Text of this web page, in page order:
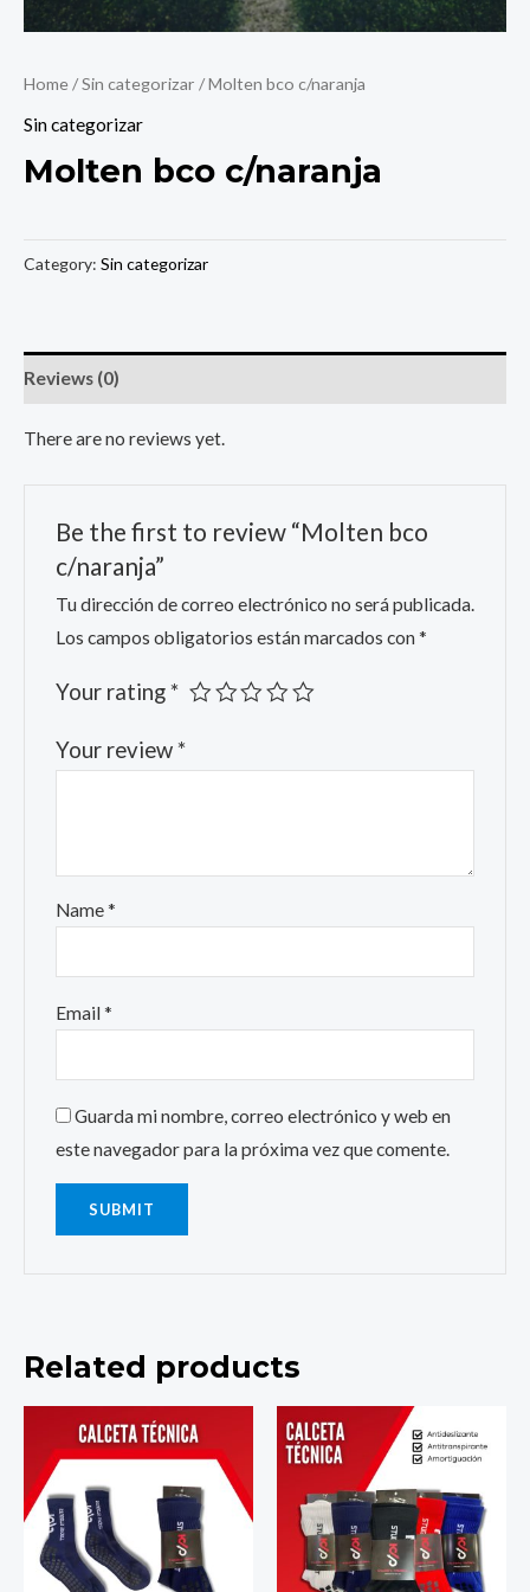
Home/Sin categorizar / Molten bco c/naranja
Sin categorizar
Molten bco c/naranja
Category: Sin categorizar
Reviews (0)
There are no reviews yet.
Be the first to review “Molten bco
c/naranja”
Tu dirección de correo electrónico no será publicada.
Los campos obligatorios están marcados con *
Your rating*
Your review*
Name *
Email *
Guarda mi nombre, correo electrónico y web en
este navegador para la próxima vez que comente.
Related products